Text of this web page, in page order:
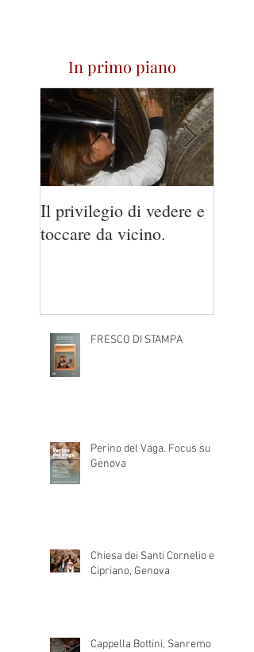
In primo piano
Il privilegio di vedere e
toccare da vicino.
FRESCO DI STAMPA
Perino del Vaga. Focus su
Genova
Chiesa dei Santi Cornelio e
Cipriano, Genova
Cappella Bottini, Sanremo